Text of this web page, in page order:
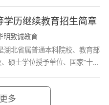
政治理论、英语、高
等数学（二）、计算
机应用基础
历继续教育招生简章
明致诚教育
硕士学位授予单位、国家“十三
多